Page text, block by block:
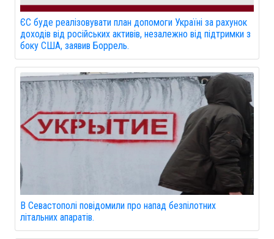
ЄС буде реалізовувати план допомоги Україні за рахунок
доходів від російських активів, незалежно від підтримки з
боку США, заявив Боррель.
В Севастополі повідомили про напад безпілотних
літальних апаратів.